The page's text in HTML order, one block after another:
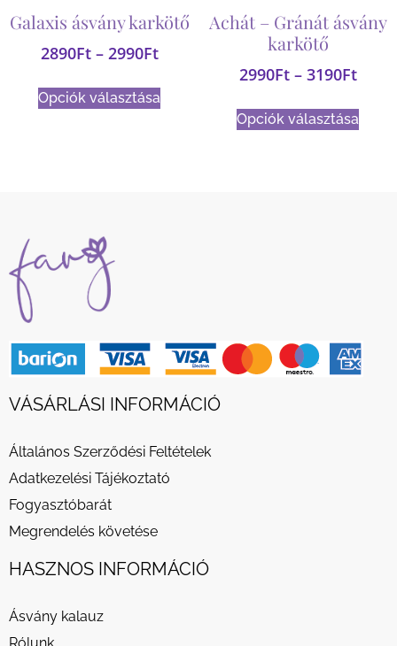
Galaxis ásvány karkötő
2890Ft – 2990Ft
Opciók választása
Achát – Gránát ásvány
karkötő
2990Ft – 3190Ft
Opciók választása
VÁSÁRLÁSI INFORMÁCIÓ
Általános Szerződési Feltételek
Adatkezelési Tájékoztató
Fogyasztóbarát
Megrendelés követése
HASZNOS INFORMÁCIÓ
Ásvány kalauz